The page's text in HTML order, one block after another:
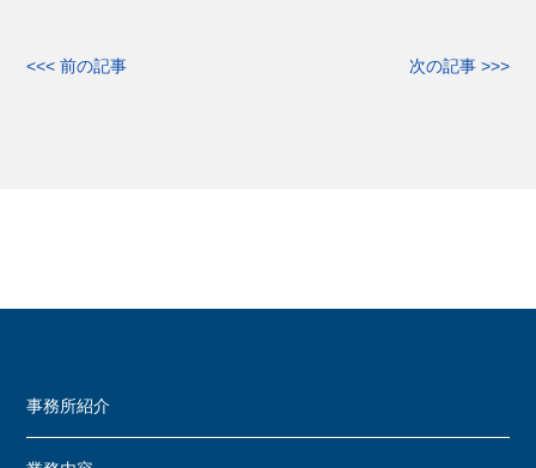
<<< 前の記事 次の記事 >>>
事務所紹介